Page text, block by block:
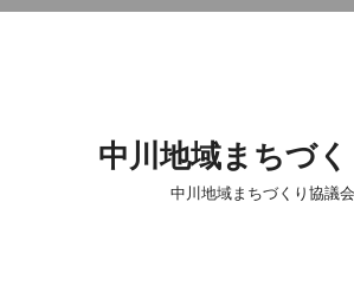
中川地域まちづ
中川地域まちづくり協議